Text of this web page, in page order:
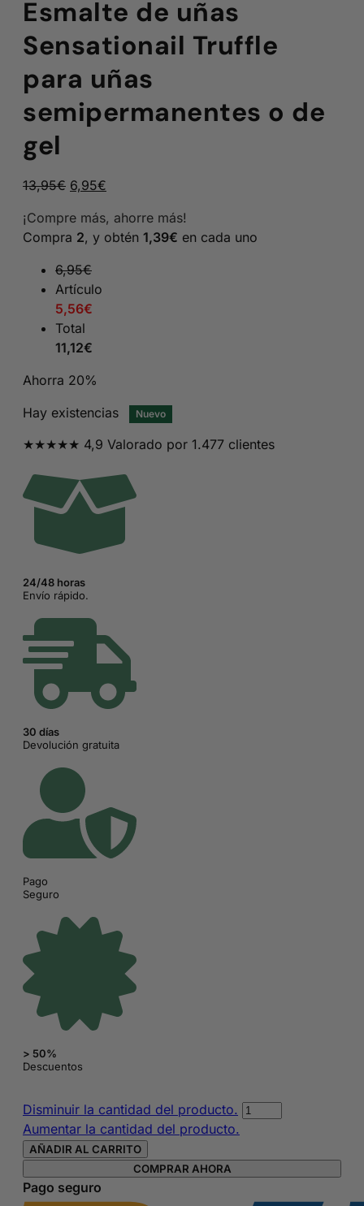
Esmalte de uñas
Sensationail Truffle
para uñas
semipermanentes o de
gel
13,95€ El
original
era:
13,95€.
6,95€
actual
es:
¡Compre más, ahorre más!
Compra 2, y obtén 1,39€ en cada uno
6,95€
Artículo
5,56€
Total
11,12€
Ahorra 20%
Hay existencias
Nuevo
★★★★★ 4,9 Valorado por 1.477 clientes
24/48 horas
Envío rápido.
30 días
Devolución gratuita
Pago
Seguro
> 50%
Descuentos
Disminuir la cantidad del producto. Esmalte
Aumentar la cantidad del producto.
AÑADIR AL CARRITO
COMPRAR AHORA
Pago seguro